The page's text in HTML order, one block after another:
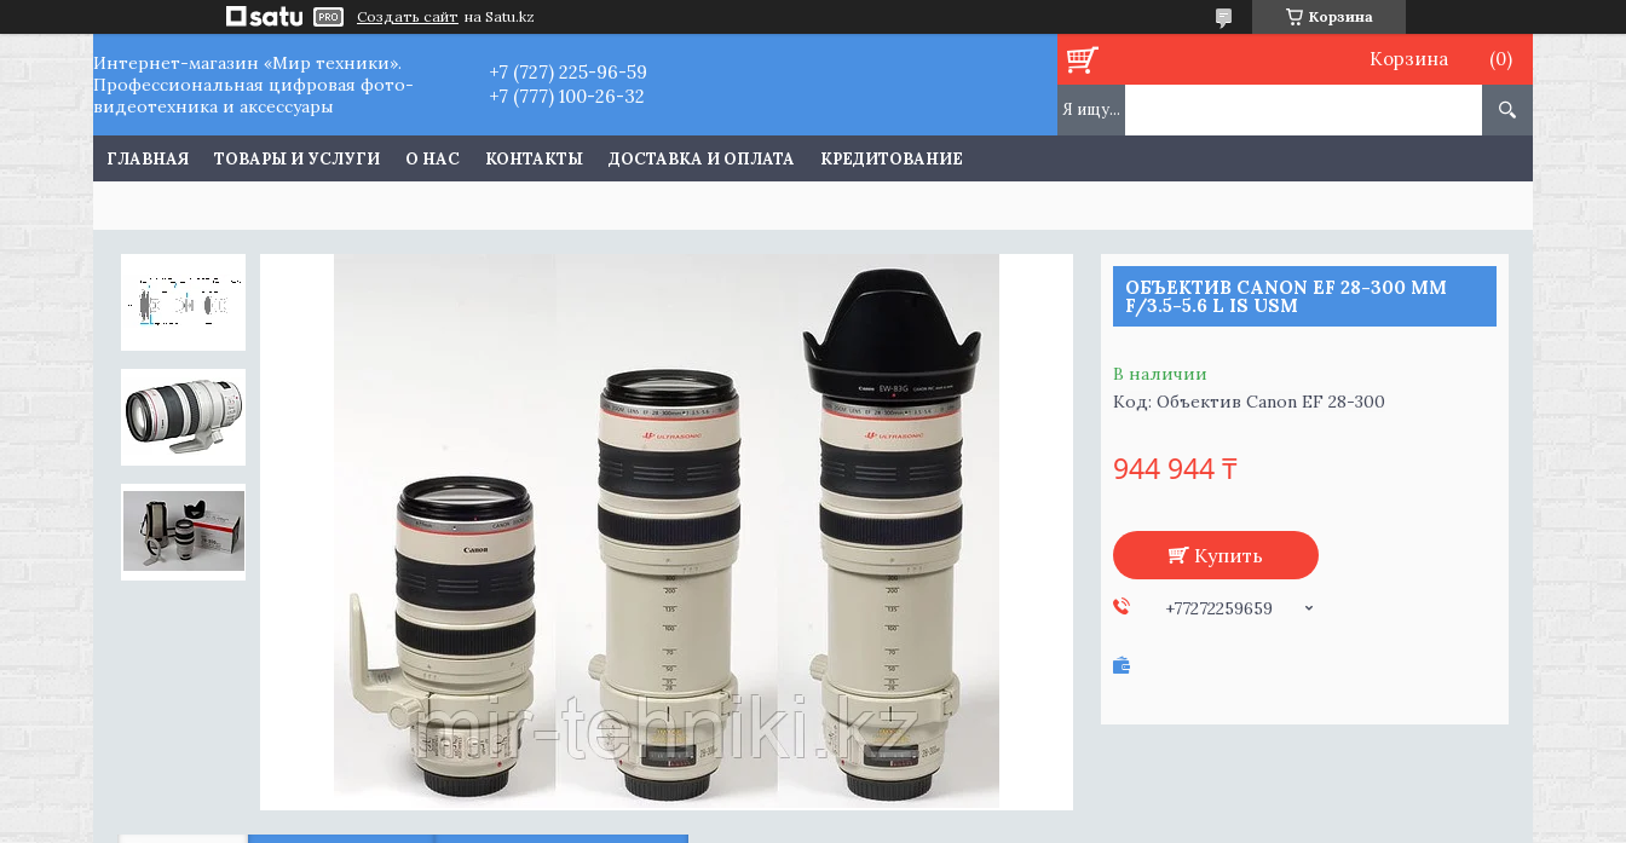
Создать сайт на Satu.kz Корзина
Интернет-магазин «Мир техники».
Профессиональная цифровая фото-
видеотехника и аксессуары
+7 (727) 225-96-59
+7 (777) 100-26-32
Корзина
ГЛАВНАЯ ТОВАРЫ И УСЛУГИ О НАС КОНТАКТЫ ДОСТАВКА И ОПЛАТА КРЕДИТОВАНИЕ
ОБЪЕКТИВ CANON EF 28-300 MM
F/3.5-5.6 L IS USM
В наличии
Код: Объектив Canon EF 28-300
944 944 ₸
Купить
+77272259659